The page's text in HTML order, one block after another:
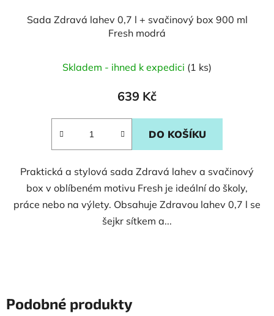
Sada Zdravá lahev 0,7 l + svačinový box 900 ml
Fresh modrá
hodnocení
produktu
hvězdiček.
Skladem - ihned k expedici (1 ks)
639 Kč
DO KOŠÍKU
Praktická a stylová sada Zdravá lahev a svačinový
box v oblíbeném motivu Fresh je ideální do školy,
práce nebo na výlety. Obsahuje Zdravou lahev 0,7 l se
šejkr sítkem a...
Podobné produkty